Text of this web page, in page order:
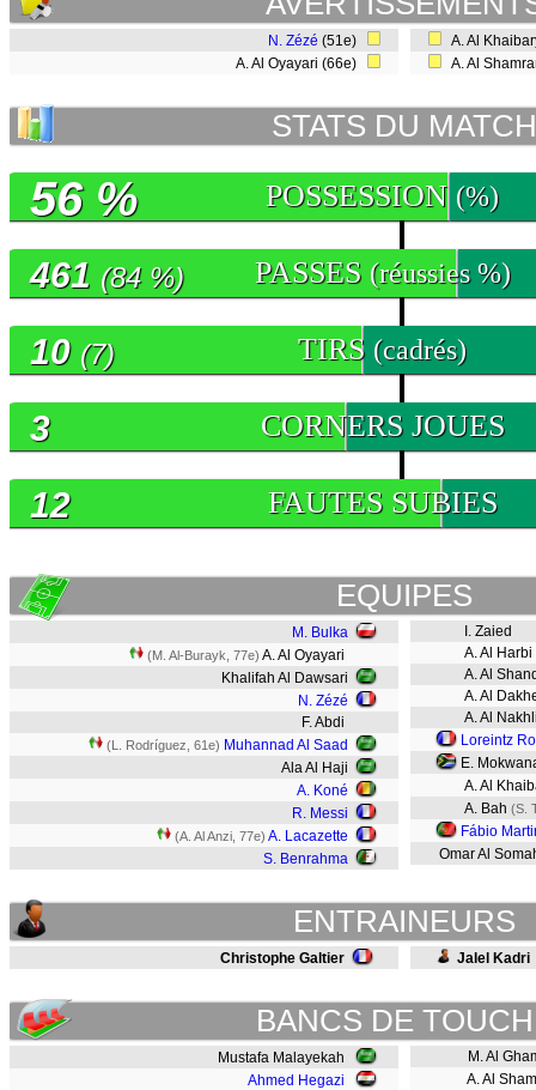
N. Zézé (51e)
A. Al Oyayari (66e)
A. Al
A. Al
STATS DU MATCH
POSSESSION (%)
56 %
PASSES (réussies %)
461 (84 %)
TIRS (cadrés)
10 (7)
CORNERS JOUES
3
FAUTES SUBIES
12
EQUIPES
M. Bulka
(M. Al-Burayk, 77e) A. Al Oyayari
Khalifah Al Dawsari
N. Zézé
F. Abdi
(L. Rodríguez, 61e) Muhannad Al Saad
Ala Al Haji
A. Koné
R. Messi
(A. Al Anzi, 77e) A. Lacazette
S. Benrahma
I. Zaied
A. Al Harbi
A. Al
A. Al
A. Al
Loreintz
E.
A. Al
A. Bah (S.
Fábio
Omar Al
ENTRAINEURS
Christophe Galtier Jalel Kadri
BANCS DE
Mustafa Malayekah
Ahmed Hegazi
M. Al
A. Al